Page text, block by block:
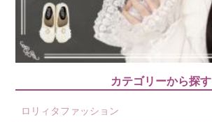
カテゴリーから探す
ロリィタファッション